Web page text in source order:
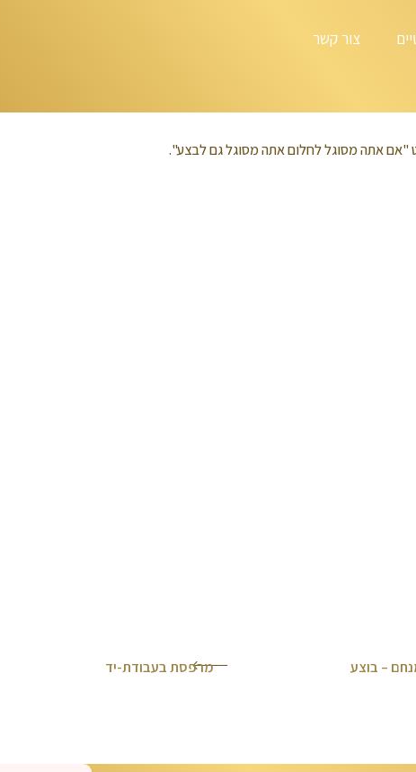
צור קשר
אתה מסוגל לחלום אתה מסוגל גם לבצע".
– בוצע מרפסת בעבודת-יד